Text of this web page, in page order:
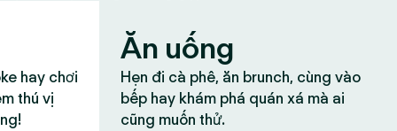
hay chơi
thú vị
Ăn uống
Hẹn đi cà phê, ăn brunch, cùng vào
bếp hay khám phá quán xá mà ai
cũng muốn thử.